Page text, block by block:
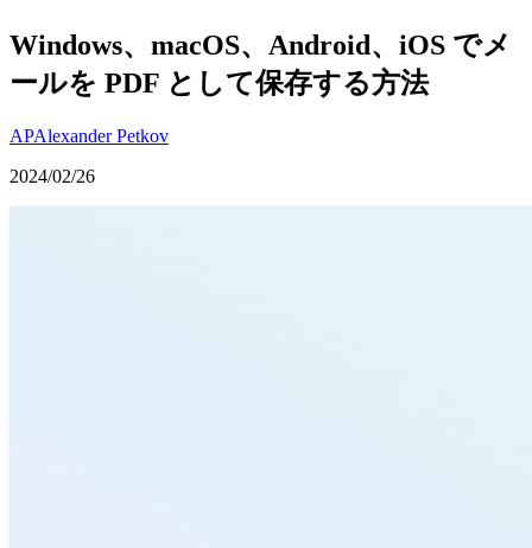
Windows、macOS、Android、iOS でメ
ールを PDF として保存する方法
APAlexander Petkov
2024/02/26